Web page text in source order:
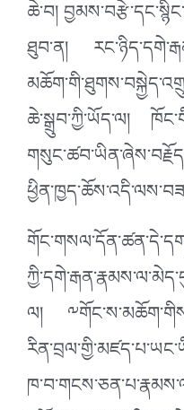
ཆེ་བ།
ཐུབ་ན།
ཆེ་སྒྲུབ་ཀྱི་ཡོད་ལ།
ལ།